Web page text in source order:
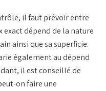
il faut prévoir entre
exact dépend de la nature
ainsi que sa superficie.
également au dépend
il est conseillé de
on faire une